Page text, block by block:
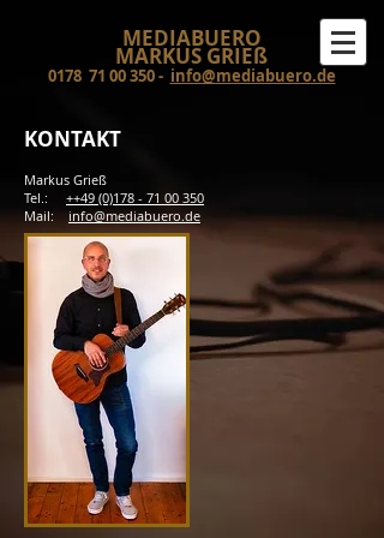
MEDIABUERO
MARKUS GRIEß
0178 71 00 350- info@mediabuero.de
KONTAKT
Markus Grieß
Tel.: ++49 (0)178 - 71 00 350
Mail: info@mediabuero.de